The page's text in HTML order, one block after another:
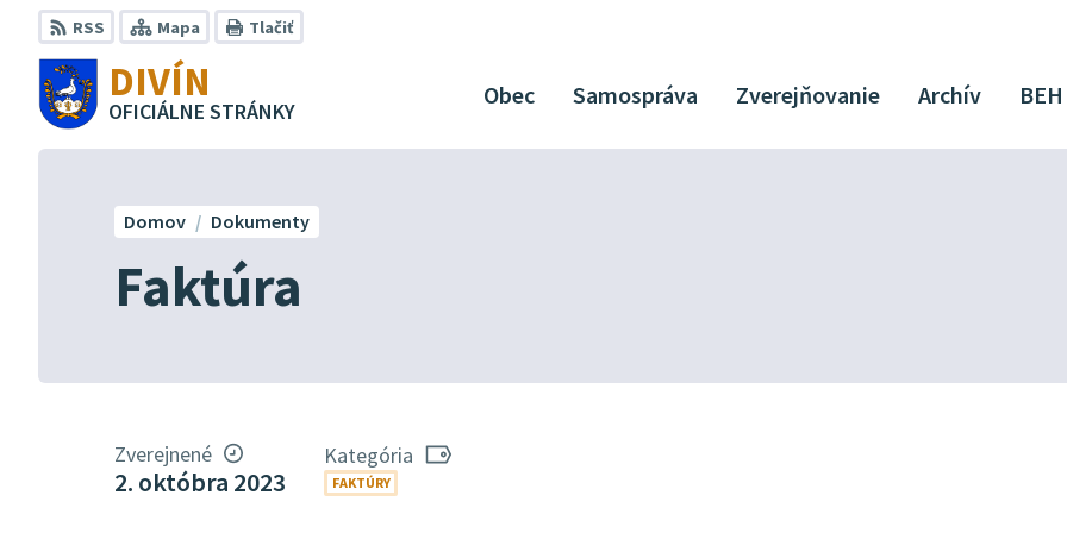
Preskočiť
na
obsah
RSS Mapa Tlačiť
DIVÍN
OFICIÁLNE STRÁNKY
Obec Samospráva Zverejňovanie Archív BEH
Faktúra
Domov Dokumenty
Zverejnené
2. októbra 2023
Kategória
FAKTÚRY